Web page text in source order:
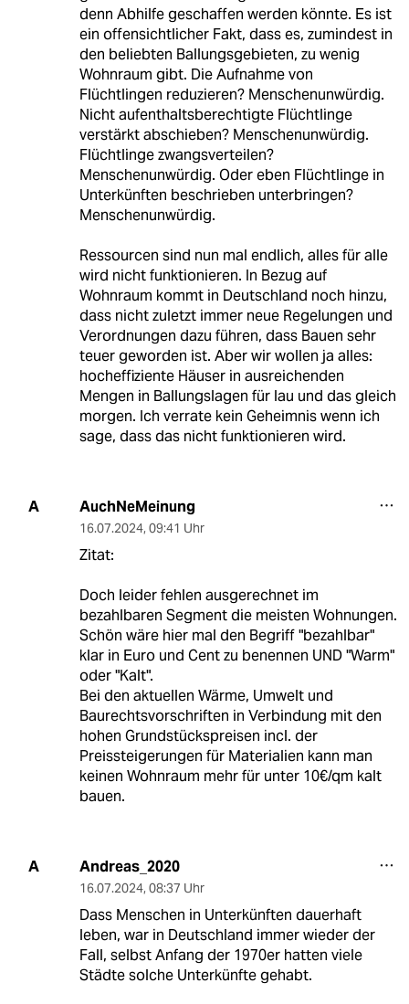
denn Abhilfe geschaffen werden könnte. Es ist
ein offensichtlicher Fakt, dass es, zumindest in
den beliebten Ballungsgebieten, zu wenig
Wohnraum gibt. Die Aufnahme von
Flüchtlingen reduzieren? Menschenunwürdig.
Nicht aufenthaltsberechtigte Flüchtlinge
verstärkt abschieben? Menschenunwürdig.
Flüchtlinge zwangsverteilen?
Menschenunwürdig. Oder eben Flüchtlinge in
Unterkünften beschrieben unterbringen?
Menschenunwürdig.
Ressourcen sind nun mal endlich, alles für alle
wird nicht funktionieren. In Bezug auf
Wohnraum kommt in Deutschland noch hinzu,
dass nicht zuletzt immer neue Regelungen und
Verordnungen dazu führen, dass Bauen sehr
teuer geworden ist. Aber wir wollen ja alles:
hocheffiziente Häuser in ausreichenden
Mengen in Ballungslagen für lau und das gleich
morgen. Ich verrate kein Geheimnis wenn ich
sage, dass das nicht funktionieren wird.
A AuchNeMeinung
16.07.2024, 09:41 Uhr
Zitat:
Doch leider fehlen ausgerechnet im
bezahlbaren Segment die meisten Wohnungen.
Schön wäre hier mal den Begriff "bezahlbar"
klar in Euro und Cent zu benennen UND "Warm"
oder "Kalt".
Bei den aktuellen Wärme, Umwelt und
Baurechtsvorschriften in Verbindung mit den
hohen Grundstückspreisen incl. der
Preissteigerungen für Materialien kann man
keinen Wohnraum mehr für unter 10€/qm kalt
bauen.
A Andreas_2020
16.07.2024, 08:37 Uhr
Dass Menschen in Unterkünften dauerhaft
leben, war in Deutschland immer wieder der
Fall, selbst Anfang der 1970er hatten viele
Städte solche Unterkünfte gehabt.